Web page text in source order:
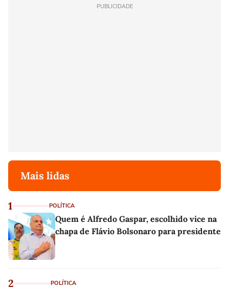
PUBLICIDADE
Mais lidas
1 POLÍTICA
Quem é Alfredo Gaspar, escolhido vice na
chapa de Flávio Bolsonaro para presidente
2 POLÍTICA